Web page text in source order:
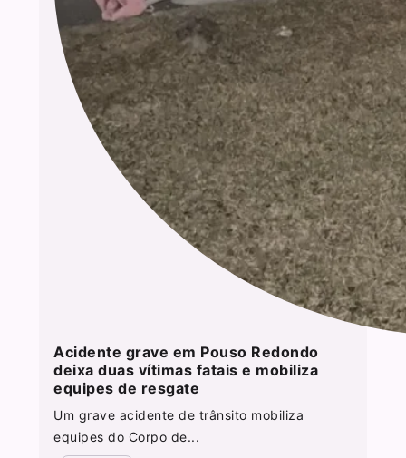
Acidente grave em Pouso Redondo
deixa duas vítimas fatais e mobiliza
equipes de resgate
Um grave acidente de trânsito mobiliza
equipes do Corpo de...